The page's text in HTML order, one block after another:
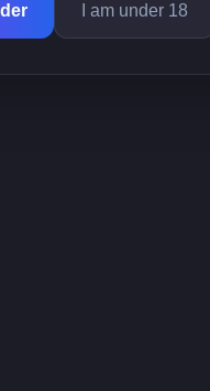
I am under 18